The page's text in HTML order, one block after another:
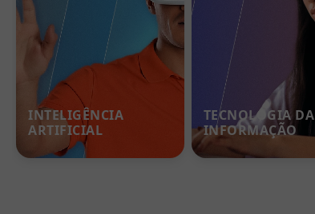
INTELIGÊNCIA
ARTIFICIAL
TECNOLOGIA DA
INFORMAÇÃO